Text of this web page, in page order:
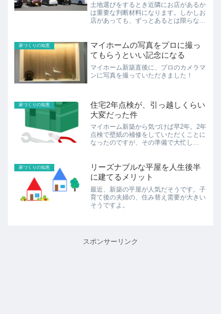
土地選びをするとき近隣にお店があるか
は重要な判断材料になります。しかしお
店があっても、ずっとあるとは限らな
家づくりの知恵
マイホームの写真をプロに撮っ
てもらうといい記念になる
マイホーム新築直後に、プロのカメラマ
ンに写真を撮っていただきました！
家づくりの知恵
住宅2年点検が、引っ越しくらい
大変だった件
マイホーム新築から気づけば早2年。2年
点検で壁紙の補修をしていただくことに
なったのですが、その準備で大忙し
家づくりの知恵
リーズナブルな平屋を人生後半
に建てるメリット
最近、新築の平屋が人気だそうです。子
育て後の夫婦の、住み替え需要が大きい
そうですよ。
スポンサーリンク